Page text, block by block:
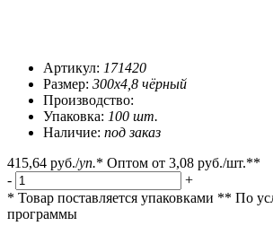
Артикул: 171420
Размер: 300x4,8 чёрный
Производство:
Упаковка: 100 шт.
Наличие: под заказ
415,64 руб./уп.* Оптом от 3,08 руб./шт.**
-
+
* Товар поставляется упаковками ** По
программы